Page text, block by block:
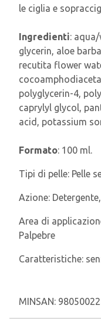
le ciglia e
Ingredienti:
glycerin, aloe
recutita flower
polyglycerin-4,
caprylyl glycol,
acid, potassium
Formato: 100 ml.
Tipi di pelle: Pelle
Azione:
Area di
Palpebre
Caratteristiche:
MINSAN: